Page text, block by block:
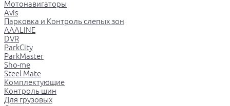
Мотонавигаторы
Avis
Парковка и Контроль слепых зон
AAALINE
DVR
ParkCity
ParkMaster
Sho-me
Steel Mate
Комплектующие
Контроль шин
Для грузовых